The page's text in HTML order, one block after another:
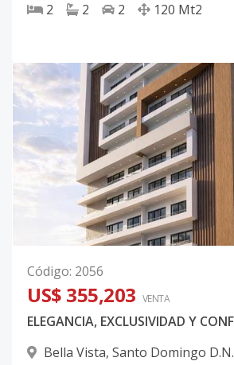
2 2 2 120 Mt2
Código: 2056
US$ 355,203 VENTA
Bella Vista, Santo Domingo D.N.